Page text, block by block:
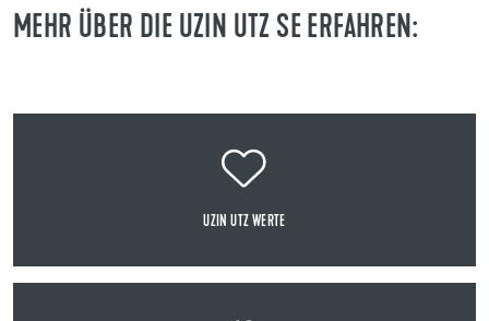
MEHR ÜBER DIE UZIN UTZ SE ERFAHREN:
UZIN UTZ WERTE